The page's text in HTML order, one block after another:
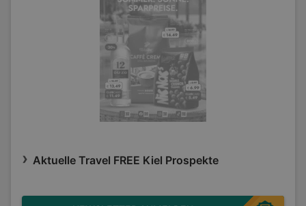
Aktuelle Travel FREE Kiel Prospekte